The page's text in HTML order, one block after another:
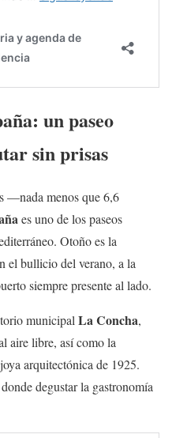
un paseo
sin prisas
—nada menos que 6,6
es uno de los paseos
Otoño es la
el bullicio del verano, a la
siempre presente al lado.
municipal La Concha,
aire libre, así como la
arquitectónica de 1925.
degustar la gastronomía